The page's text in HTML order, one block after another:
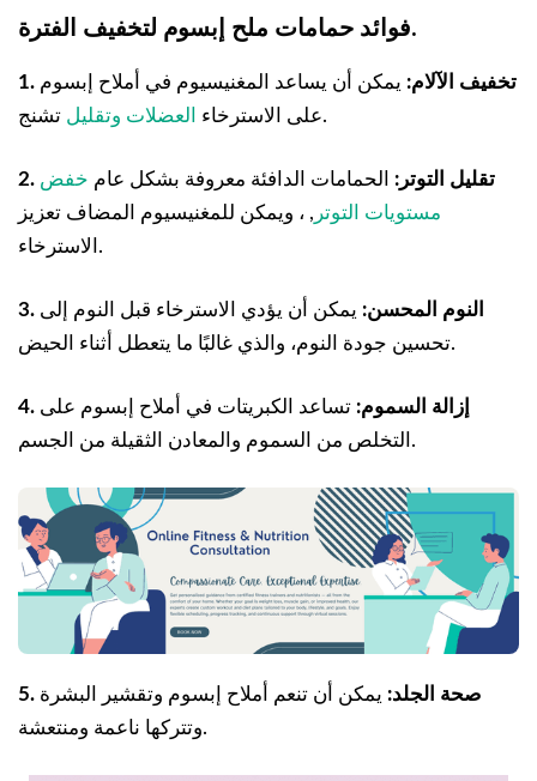
فوائد حمامات ملح إبسوم لتخفيف الفترة.
1. تخفيف الآلام: يمكن أن يساعد المغنيسيوم في أملاح إبسوم
على الاسترخاء
العضلات وتقليل تشنج.
2. تقليل التوتر: الحمامات الدافئة معروفة بشكل عام خفض
مستويات التوتر , ، ويمكن للمغنيسيوم المضاف تعزيز
الاسترخاء.
3. النوم المحسن: يمكن أن يؤدي الاسترخاء قبل النوم إلى
تحسين جودة النوم، والذي غالبًا ما يتعطل أثناء الحيض.
4. إزالة السموم: تساعد الكبريتات في أملاح إبسوم على
التخلص من السموم والمعادن الثقيلة من الجسم.
5. صحة الجلد: يمكن أن تنعم أملاح إبسوم وتقشير البشرة
وتتركها ناعمة ومنتعشة.